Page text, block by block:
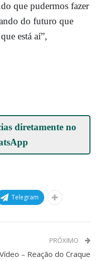
que pudermos fazer
do futuro que
está aí”,
diretamente no
Telegram
PRÓXIMO
Vídeo – Reação do Craque